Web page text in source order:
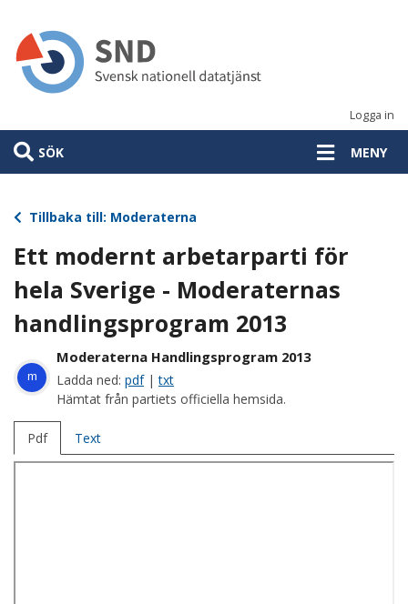
huvudinnehåll
Logga in
SÖK MENY
Tillbaka till: Moderaterna
Ett modernt arbetarparti för
hela Sverige - Moderaternas
handlingsprogram 2013
m
Moderaterna Handlingsprogram 2013
Ladda ned: pdf|txt
Hämtat från partiets officiella hemsida.
Pdf Text